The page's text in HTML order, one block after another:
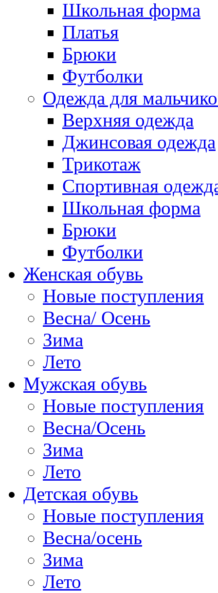
Школьная форма
Платья
Брюки
Футболки
Одежда для
Верхняя одежда
Джинсовая одежда
Трикотаж
Спортивная
Школьная форма
Брюки
Футболки
Женская обувь
Новые поступления
Весна/ Осень
Зима
Лето
Мужская обувь
Новые поступления
Весна/Осень
Зима
Лето
Детская обувь
Новые поступления
Весна/осень
Зима
Лето